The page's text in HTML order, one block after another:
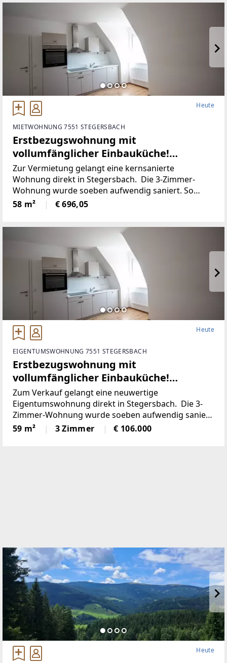
Heute
MIETWOHNUNG 7551 STEGERSBACH
Erstbezugswohnung mit
vollumfänglicher Einbauküche!
(Provisionsfrei)
Zur Vermietung gelangt eine kernsanierte
Wohnung direkt in Stegersbach. Die 3-Zimmer-
Wohnung wurde soeben aufwendig saniert. So
wurde unter anderem dieElektronik gänzlich
erneuert und für einen niedrigen
58 m² € 696,05
Heute
EIGENTUMSWOHNUNG 7551 STEGERSBACH
Erstbezugswohnung mit
vollumfänglicher Einbauküche!
(Provisionsfrei)
Zum Verkauf gelangt eine neuwertige
Eigentumswohnung direkt in Stegersbach. Die 3-
Zimmer-Wohnung wurde soeben aufwendig saniert.
So wurde unter anderem dieElektronik gänzlich
erneuert und für einen niedrigen
59 m² 3 Zimmer € 106.000
Heute